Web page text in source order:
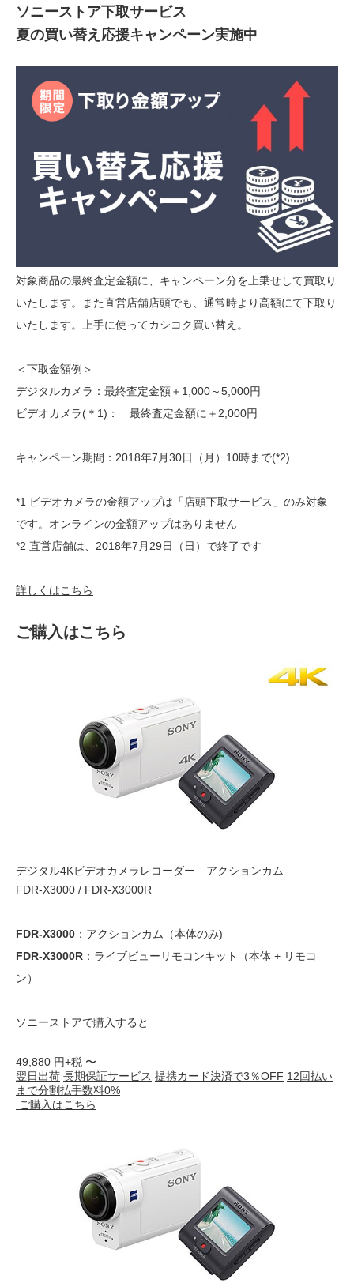
ソニーストア下取サービス
夏の買い替え応援キャンペーン実施中
対象商品の最終査定金額に、キャンペーン分を上乗せして買取り
いたします。また直営店舗店頭でも、通常時より高額にて下取り
いたします。上手に使ってカシコク買い替え。
＜下取金額例＞
デジタルカメラ：最終査定金額＋1,000～5,000円
ビデオカメラ(＊1)： 最終査定金額に＋2,000円
キャンペーン期間：2018年7月30日（月）10時まで(*2)
*1 ビデオカメラの金額アップは「店頭下取サービス」のみ対象
です。オンラインの金額アップはありません
*2 直営店舗は、2018年7月29日（日）で終了です
詳しくはこちら
ご購入はこちら
デジタル4Kビデオカメラレコーダー アクションカム
FDR-X3000 / FDR-X3000R
FDR-X3000 ：アクションカム（本体のみ)
FDR-X3000R ：ライブビューリモコンキット（本体 + リモコ
ン）
ソニーストアで購入すると
49,880 円+税 〜
翌日出荷 長期保証サービス 提携カード決済で3％OFF 12回払い
まで分割払手数料0%
ご購入はこちら